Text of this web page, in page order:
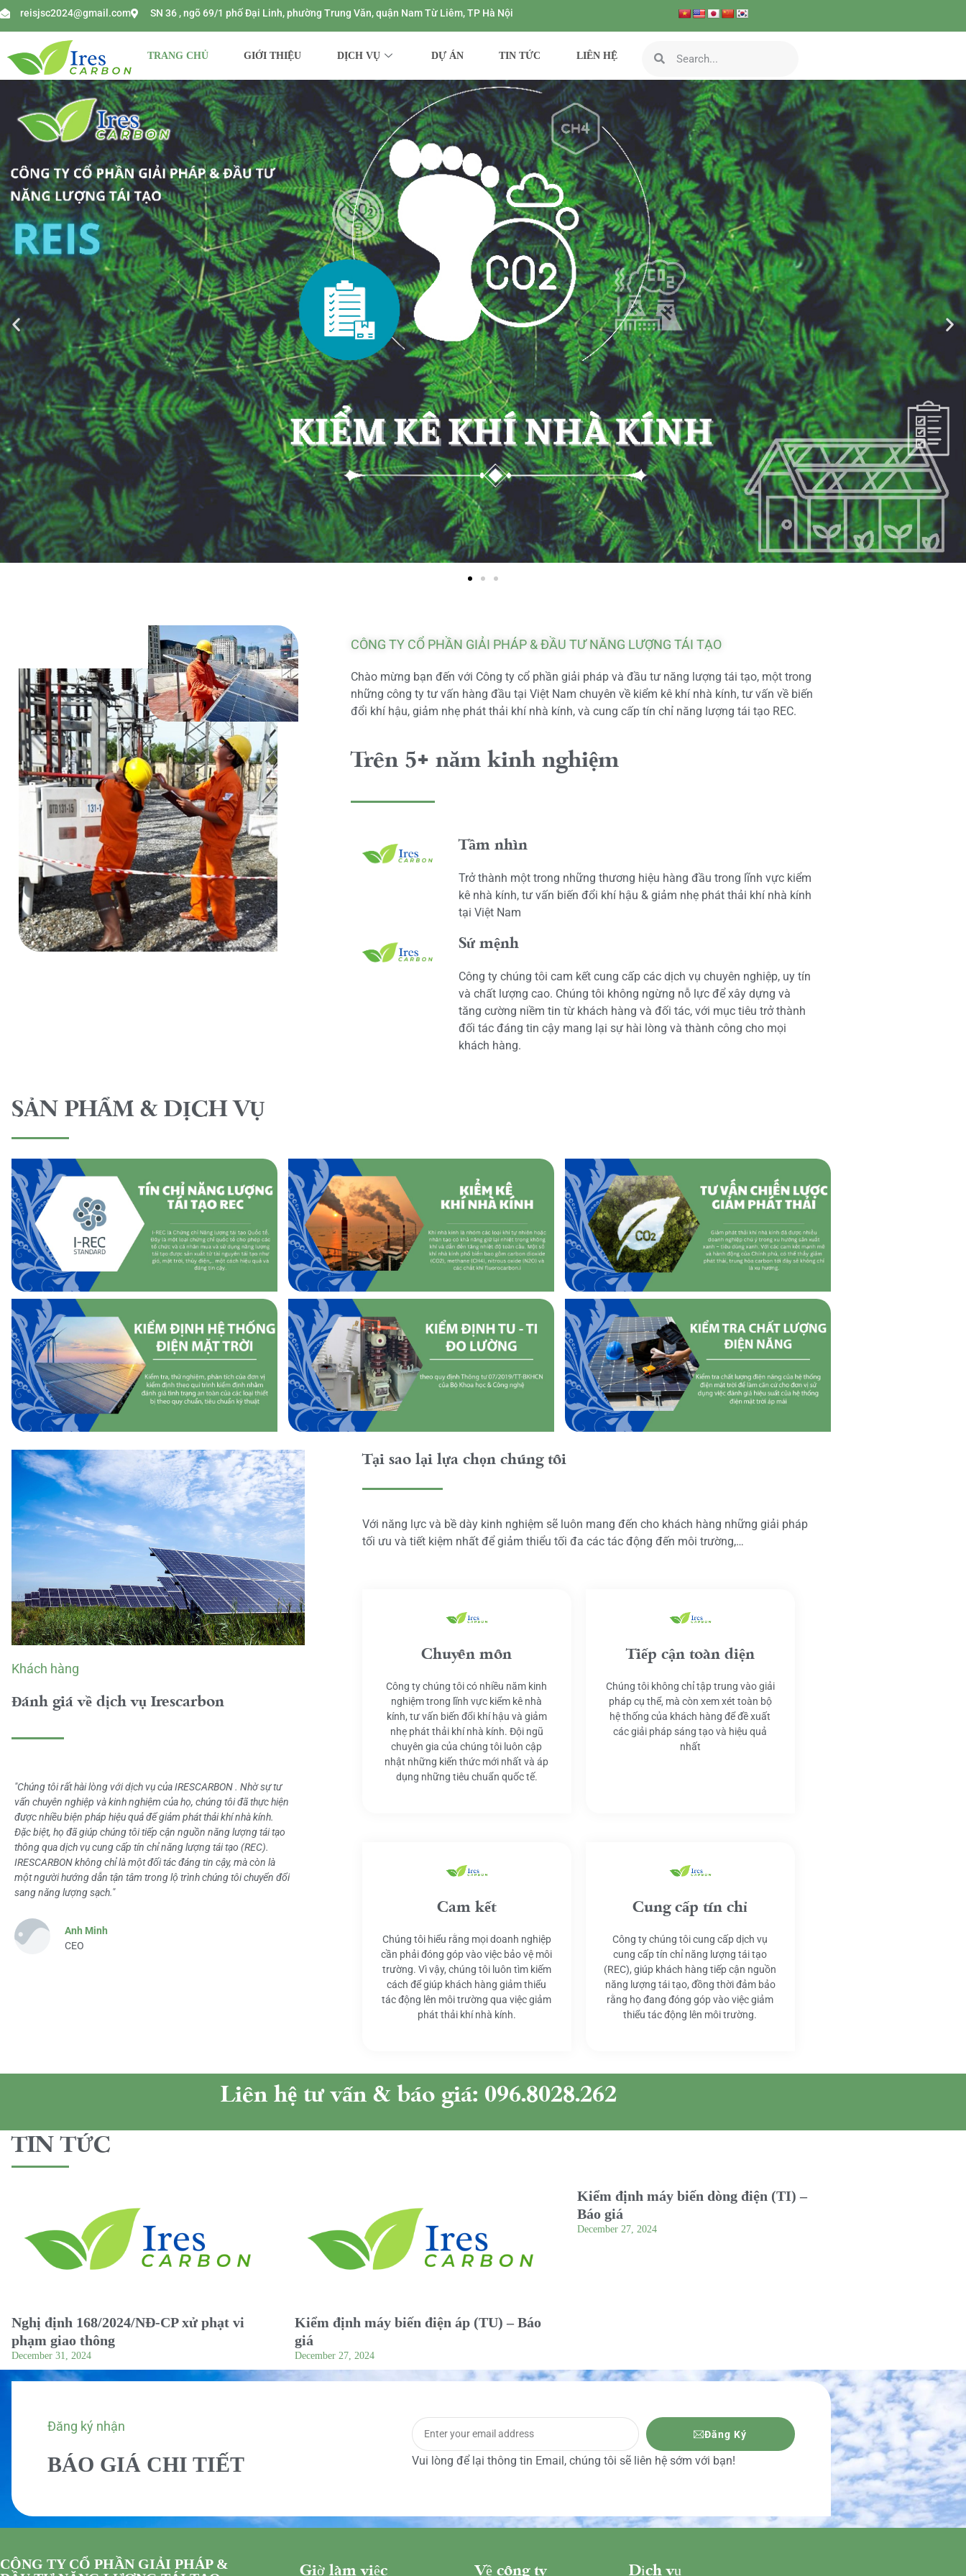
reisjsc2024@gmail.com SN 36 , ngõ 69/1 phố Đại Linh, phường Trung Văn, quận Nam Từ Liêm, TP Hà Nội
TRANG CHỦ GIỚI THIỆU DỊCH VỤ DỰ ÁN TIN TỨC LIÊN HỆ
CÔNG TY CỔ PHẦN GIẢI PHÁP & ĐẦU TƯ NĂNG LƯỢNG TÁI TẠO
Chào mừng bạn đến với Công ty cổ phần giải pháp và đầu tư năng lượng tái tạo, một trong
những công ty tư vấn hàng đầu tại Việt Nam chuyên về kiểm kê khí nhà kính, tư vấn về biến
đổi khí hậu, giảm nhẹ phát thải khí nhà kính, và cung cấp tín chỉ năng lượng tái tạo REC.
Trên 5+ năm kinh nghiệm
Tầm nhìn
Trở thành một trong những thương hiệu hàng đầu trong lĩnh vực kiểm
kê nhà kính, tư vấn biến đổi khí hậu & giảm nhẹ phát thải khí nhà kính
tại Việt Nam
Sứ mệnh
Công ty chúng tôi cam kết cung cấp các dịch vụ chuyên nghiệp, uy tín
và chất lượng cao. Chúng tôi không ngừng nỗ lực để xây dựng và
tăng cường niềm tin từ khách hàng và đối tác, với mục tiêu trở thành
đối tác đáng tin cậy mang lại sự hài lòng và thành công cho mọi
khách hàng.
SẢN PHẨM & DỊCH VỤ
Khách hàng
Đánh giá về dịch vụ Irescarbon
"Chúng tôi rất hài lòng với dịch vụ của IRESCARBON . Nhờ sự tư
vấn chuyên nghiệp và kinh nghiệm của họ, chúng tôi đã thực hiện
được nhiều biện pháp hiệu quả để giảm phát thải khí nhà kính.
Đặc biệt, họ đã giúp chúng tôi tiếp cận nguồn năng lượng tái tạo
thông qua dịch vụ cung cấp tín chỉ năng lượng tái tạo (REC).
IRESCARBON không chỉ là một đối tác đáng tin cậy, mà còn là
một người hướng dẫn tận tâm trong lộ trình chúng tôi chuyển đổi
sang năng lượng sạch."
Anh Minh
CEO
Tại sao lại lựa chọn chúng tôi
Với năng lực và bề dày kinh nghiệm sẽ luôn mang đến cho khách hàng những giải pháp
tối ưu và tiết kiệm nhất để giảm thiểu tối đa các tác động đến môi trường,…
Chuyên môn
Công ty chúng tôi có nhiều năm kinh
nghiệm trong lĩnh vực kiểm kê nhà
kính, tư vấn biến đổi khí hậu và giảm
nhẹ phát thải khí nhà kính. Đội ngũ
chuyên gia của chúng tôi luôn cập
nhật những kiến thức mới nhất và áp
dụng những tiêu chuẩn quốc tế.
Tiếp cận toàn diện
Chúng tôi không chỉ tập trung vào giải
pháp cụ thể, mà còn xem xét toàn bộ
hệ thống của khách hàng để đề xuất
các giải pháp sáng tạo và hiệu quả
nhất
Cam kết
Chúng tôi hiểu rằng mọi doanh nghiệp
cần phải đóng góp vào việc bảo vệ môi
trường. Vì vậy, chúng tôi luôn tìm kiếm
cách để giúp khách hàng giảm thiểu
tác động lên môi trường qua việc giảm
phát thải khí nhà kính.
Cung cấp tín chỉ
Công ty chúng tôi cung cấp dịch vụ
cung cấp tín chỉ năng lượng tái tạo
(REC), giúp khách hàng tiếp cận nguồn
năng lượng tái tạo, đồng thời đảm bảo
rằng họ đang đóng góp vào việc giảm
thiểu tác động lên môi trường.
Liên hệ tư vấn & báo giá: 096.8028.262
TIN TỨC
Nghị định 168/2024/NĐ-CP xử phạt vi
phạm giao thông
December 31, 2024
Kiểm định máy biến điện áp (TU) – Báo
giá
December 27, 2024
Kiểm định máy biến dòng điện (TI) –
Báo giá
December 27, 2024
Đăng ký nhận
BÁO GIÁ CHI TIẾT
Đăng Ký
Vui lòng để lại thông tin Email, chúng tôi sẽ liên hệ sớm với bạn!
CÔNG TY CỔ PHẦN GIẢI PHÁP &
Giờ làm việc Về công ty Dịch vụ